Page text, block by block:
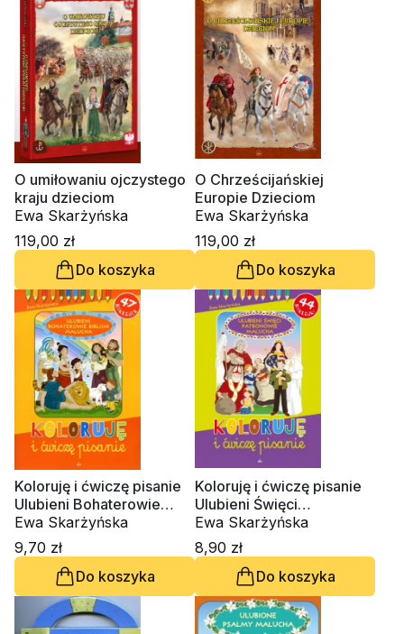
O umiłowaniu ojczystego
kraju dzieciom
Ewa Skarżyńska
119,00 zł
Do koszyka
O Chrześcijańskiej
Europie Dzieciom
Ewa Skarżyńska
119,00 zł
Do koszyka
Koloruję i ćwiczę pisanie
Ulubieni Bohaterowie
Biblijni Malucha
Ewa Skarżyńska
9,70 zł
Do koszyka
Koloruję i ćwiczę pisanie
Ulubieni Święci
Patronowie Malucha
Ewa Skarżyńska
8,90 zł
Do koszyka